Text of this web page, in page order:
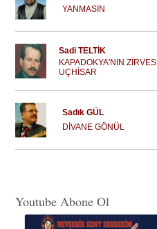
YANMASIN
Sadi TELTİK
KAPADOKYA'NIN ZİRVESİ
UÇHİSAR
Sadık GÜL
DİVANE GÖNÜL
Youtube Abone Ol